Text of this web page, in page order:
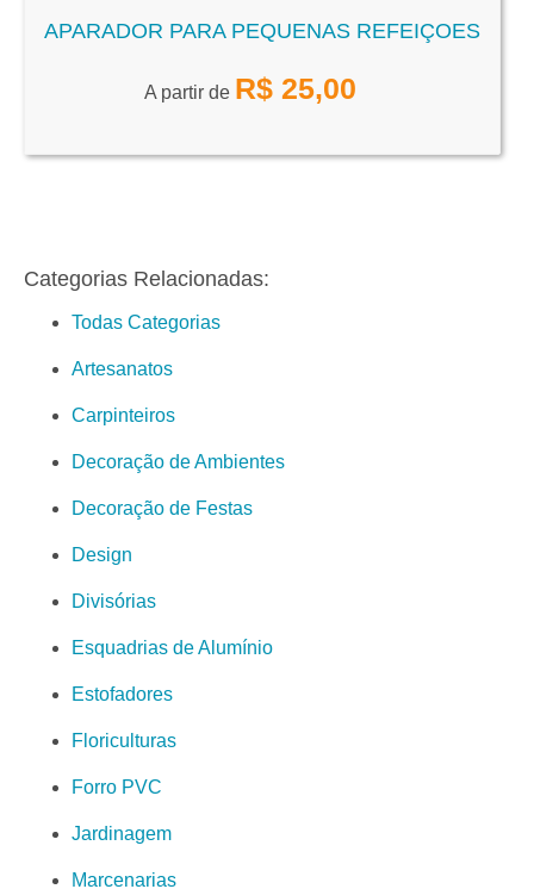
APARADOR PARA PEQUENAS REFEIÇOES
A partir de R$ 25,00
Categorias Relacionadas:
Todas Categorias
Artesanatos
Carpinteiros
Decoração de Ambientes
Decoração de Festas
Design
Divisórias
Esquadrias de Alumínio
Estofadores
Floriculturas
Forro PVC
Jardinagem
Marcenarias